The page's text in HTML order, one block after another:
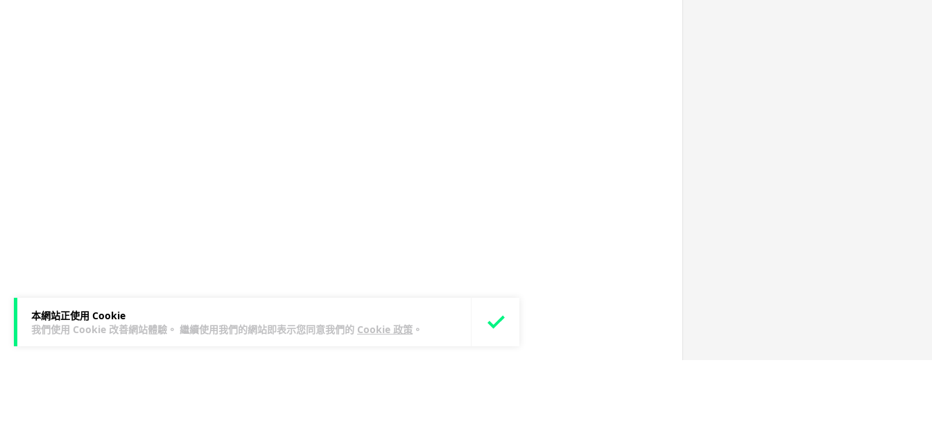
本網站正使用 Cookie
我們使用 Cookie 改善網站體驗。 繼續使用我們的網站即表示您同意我們的 Cookie 政策 。